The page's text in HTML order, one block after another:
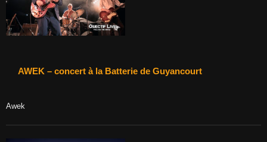
AWEK – concert à la Batterie de Guyancourt
Awek